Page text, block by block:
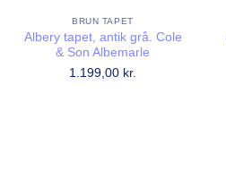
BRUN TAPET
Albery tapet, antik grå. Cole
& Son Albemarle
1.199,00 kr.